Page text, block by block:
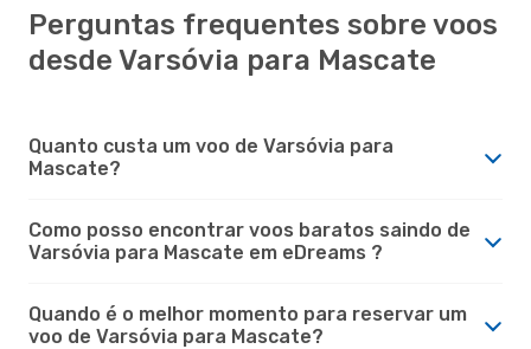
Perguntas frequentes sobre voos
desde Varsóvia para Mascate
Quanto custa um voo de Varsóvia para
Mascate?
Como posso encontrar voos baratos saindo de
Varsóvia para Mascate em eDreams ?
Quando é o melhor momento para reservar um
voo de Varsóvia para Mascate?